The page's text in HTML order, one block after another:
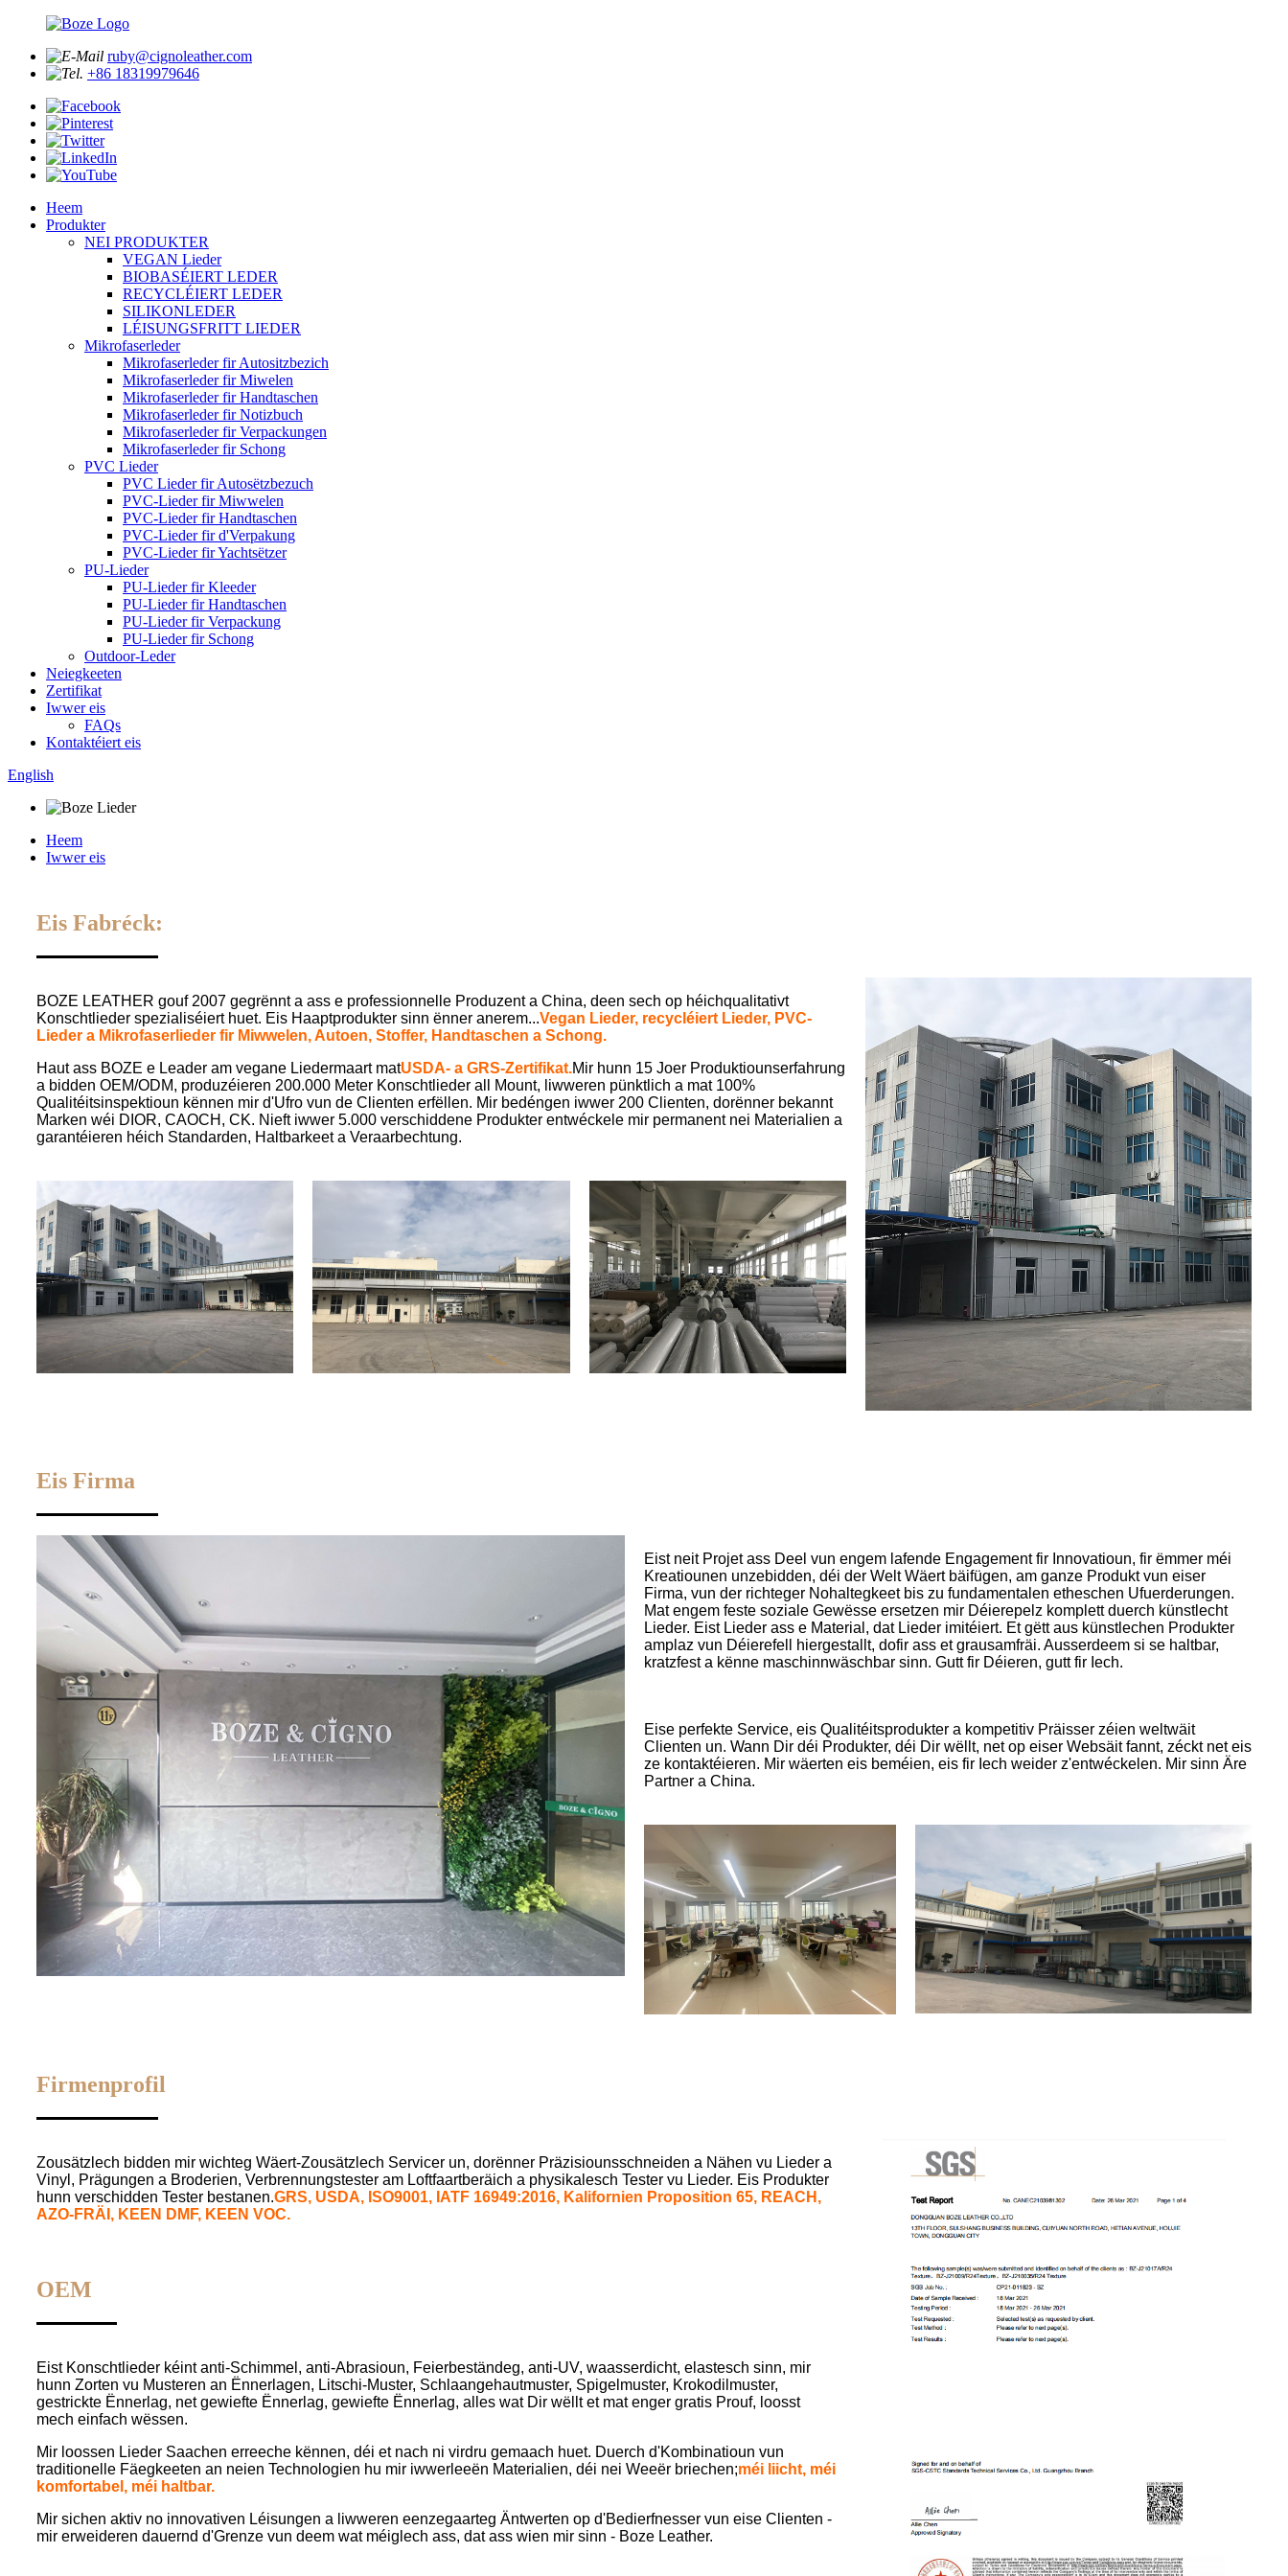
ruby@cignoleather.com
+86 18319979646
Heem
Produkter
NEI PRODUKTER
VEGAN Lieder
BIOBASÉIERT LEDER
RECYCLÉIERT LEDER
SILIKONLEDER
LÉISUNGSFRITT LIEDER
Mikrofaserleder
Mikrofaserleder fir Autositzbezich
Mikrofaserleder fir Miwelen
Mikrofaserleder fir Handtaschen
Mikrofaserleder fir Notizbuch
Mikrofaserleder fir Verpackungen
Mikrofaserleder fir Schong
PVC Lieder
PVC Lieder fir Autosëtzbezuch
PVC-Lieder fir Miwwelen
PVC-Lieder fir Handtaschen
PVC-Lieder fir d'Verpakung
PVC-Lieder fir Yachtsëtzer
PU-Lieder
PU-Lieder fir Kleeder
PU-Lieder fir Handtaschen
PU-Lieder fir Verpackung
PU-Lieder fir Schong
Outdoor-Leder
Neiegkeeten
Zertifikat
Iwwer eis
FAQs
Kontaktéiert eis
English
Heem
Iwwer eis
Eis Fabréck:
BOZE LEATHER gouf 2007 gegrënnt a ass e professionnelle Produzent a China, deen sech op héichqualitativt
Konschtlieder spezialiséiert huet. Eis Haaptprodukter sinn ënner anerem...Vegan Lieder, recycléiert Lieder, PVC-
Lieder a Mikrofaserlieder fir Miwwelen, Autoen, Stoffer, Handtaschen a Schong.
Haut ass BOZE e Leader am vegane Liedermaart matUSDA- a GRS-Zertifikat.Mir hunn 15 Joer Produktiounserfahrung
a bidden OEM/ODM, produzéieren 200.000 Meter Konschtlieder all Mount, liwweren pünktlich a mat 100%
Qualitéitsinspektioun kënnen mir d'Ufro vun de Clienten erfëllen. Mir bedéngen iwwer 200 Clienten, dorënner bekannt
Marken wéi DIOR, CAOCH, CK. Nieft iwwer 5.000 verschiddene Produkter entwéckele mir permanent nei Materialien a
garantéieren héich Standarden, Haltbarkeet a Veraarbechtung.
Eis Firma
Eist neit Projet ass Deel vun engem lafende Engagement fir Innovatioun, fir ëmmer méi
Kreatiounen unzebidden, déi der Welt Wäert bäifügen, am ganze Produkt vun eiser
Firma, vun der richteger Nohaltegkeet bis zu fundamentalen etheschen Ufuerderungen.
Mat engem feste soziale Gewësse ersetzen mir Déierepelz komplett duerch künstlecht
Lieder. Eist Lieder ass e Material, dat Lieder imitéiert. Et gëtt aus künstlechen Produkter
amplaz vun Déierefell hiergestallt, dofir ass et grausamfräi. Ausserdeem si se haltbar,
kratzfest a kënne maschinnwäschbar sinn. Gutt fir Déieren, gutt fir Iech.
Eise perfekte Service, eis Qualitéitsprodukter a kompetitiv Präisser zéien weltwäit
Clienten un. Wann Dir déi Produkter, déi Dir wëllt, net op eiser Websäit fannt, zéckt net eis
ze kontaktéieren. Mir wäerten eis beméien, eis fir Iech weider z'entwéckelen. Mir sinn Äre
Partner a China.
Firmenprofil
Zousätzlech bidden mir wichteg Wäert-Zousätzlech Servicer un, dorënner Präzisiounsschneiden a Nähen vu Lieder a
Vinyl, Prägungen a Broderien, Verbrennungstester am Loftfaartberäich a physikalesch Tester vu Lieder. Eis Produkter
hunn verschidden Tester bestanen.GRS, USDA, ISO9001, IATF 16949:2016, Kalifornien Proposition 65, REACH,
AZO-FRÄI, KEEN DMF, KEEN VOC.
OEM
Eist Konschtlieder kéint anti-Schimmel, anti-Abrasioun, Feierbeständeg, anti-UV, waasserdicht, elastesch sinn, mir
hunn Zorten vu Musteren an Ënnerlagen, Litschi-Muster, Schlaangehautmuster, Spigelmuster, Krokodilmuster,
gestrickte Ënnerlag, net gewiefte Ënnerlag, gewiefte Ënnerlag, alles wat Dir wëllt et mat enger gratis Prouf, loosst
mech einfach wëssen.
Mir loossen Lieder Saachen erreeche kënnen, déi et nach ni virdru gemaach huet. Duerch d'Kombinatioun vun
traditionelle Fäegkeeten an neien Technologien hu mir iwwerleeën Materialien, déi nei Weeër briechen;méi liicht, méi
komfortabel, méi haltbar.
Mir sichen aktiv no innovativen Léisungen a liwweren eenzegaarteg Äntwerten op d'Bedierfnesser vun eise Clienten -
mir erweideren dauernd d'Grenze vun deem wat méiglech ass, dat ass wien mir sinn - Boze Leather.